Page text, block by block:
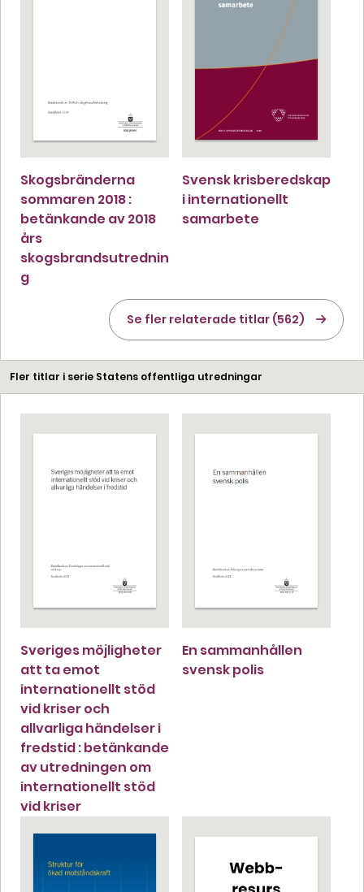
Skogsbränderna
sommaren 2018 :
betänkande av 2018
års
skogsbrandsutrednin
g
Svensk krisberedskap
i internationellt
samarbete
Se fler relaterade titlar (562)
Fler titlar i serie Statens offentliga utredningar
Sveriges möjligheter
att ta emot
internationellt stöd
vid kriser och
allvarliga händelser i
fredstid : betänkande
av utredningen om
internationellt stöd
vid kriser
En sammanhållen
svensk polis